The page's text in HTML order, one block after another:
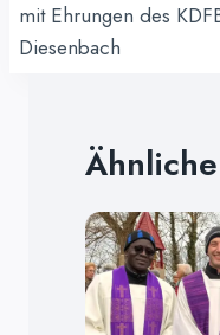
mit Ehrungen des
Diesenbach